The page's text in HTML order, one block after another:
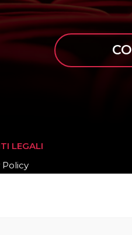
LEGALI
Policy